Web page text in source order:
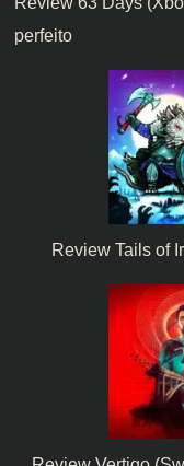
perfeito
Review Tails of